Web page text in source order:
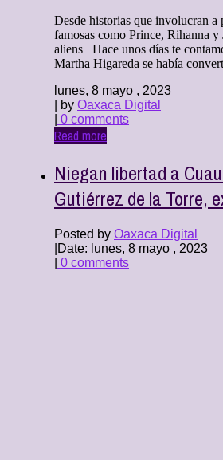
Desde historias que involucran a
famosas como Prince, Rihanna y
aliens Hace unos días te
Martha Higareda se había
lunes, 8 mayo , 2023
| by Oaxaca Digital
0 comments
Read more
Niegan libertad a
Gutiérrez de la Torre,
Posted by Oaxaca Digital
Date: lunes, 8 mayo , 2023
0 comments